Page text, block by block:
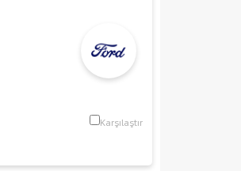
Karşılaştır